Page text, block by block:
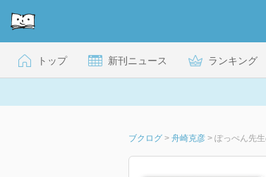
トップ 新刊ニュース ランキング
ブクログ > 舟崎克彦 > ぽっぺん先